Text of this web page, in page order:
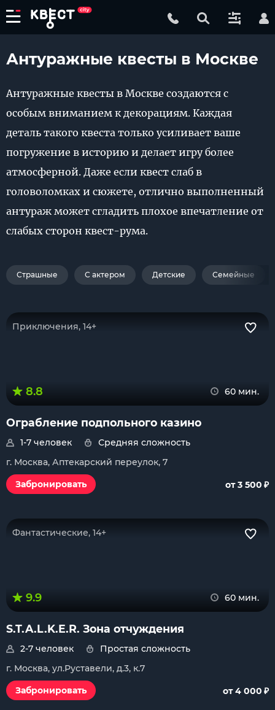
Антуражные квесты в Москве
Антуражные квесты в Москве создаются с
особым вниманием к декорациям. Каждая
деталь такого квеста только усиливает ваше
погружение в историю и делает игру более
атмосферной. Даже если квест слаб в
головоломках и сюжете, отлично выполненный
антураж может сгладить плохое впечатление от
слабых сторон квест-рума.
Страшные С актером Детские Семейные
Приключения, 14+
8.8 60 мин.
Ограбление подпольного казино
1-7 человек
Средняя сложность
г. Москва, Аптекарский переулок, 7
Забронировать
от 3 500 ₽
Фантастические, 14+
9.9 60 мин.
S.T.A.L.K.E.R. Зона отчуждения
2-7 человек
Простая сложность
г. Москва, ул.Руставели, д.3, к.7
Забронировать
от 4 000 ₽